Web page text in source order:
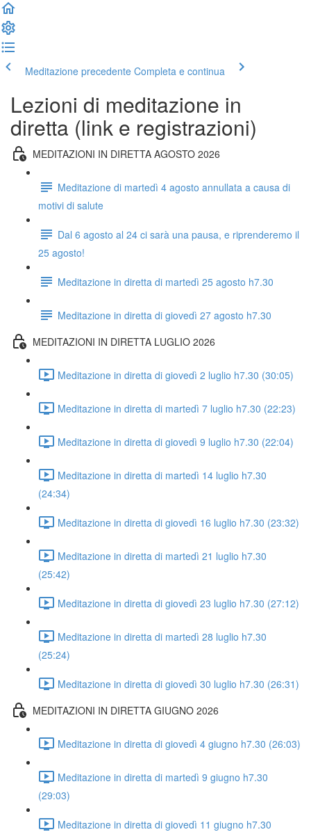
Meditazione precedente Completa e continua
Lezioni di meditazione in
diretta (link e registrazioni)
MEDITAZIONI IN DIRETTA AGOSTO 2026
Meditazione di martedì 4 agosto annullata a causa di
motivi di salute
Dal 6 agosto al 24 ci sarà una pausa, e riprenderemo il
25 agosto!
Meditazione in diretta di martedì 25 agosto h7.30
Meditazione in diretta di giovedì 27 agosto h7.30
MEDITAZIONI IN DIRETTA LUGLIO 2026
Meditazione in diretta di giovedì 2 luglio h7.30 (30:05)
Meditazione in diretta di martedì 7 luglio h7.30 (22:23)
Meditazione in diretta di giovedì 9 luglio h7.30 (22:04)
Meditazione in diretta di martedì 14 luglio h7.30
(24:34)
Meditazione in diretta di giovedì 16 luglio h7.30 (23:32)
Meditazione in diretta di martedì 21 luglio h7.30
(25:42)
Meditazione in diretta di giovedì 23 luglio h7.30 (27:12)
Meditazione in diretta di martedì 28 luglio h7.30
(25:24)
Meditazione in diretta di giovedì 30 luglio h7.30 (26:31)
MEDITAZIONI IN DIRETTA GIUGNO 2026
Meditazione in diretta di giovedì 4 giugno h7.30 (26:03)
Meditazione in diretta di martedì 9 giugno h7.30
(29:03)
Meditazione in diretta di giovedì 11 giugno h7.30